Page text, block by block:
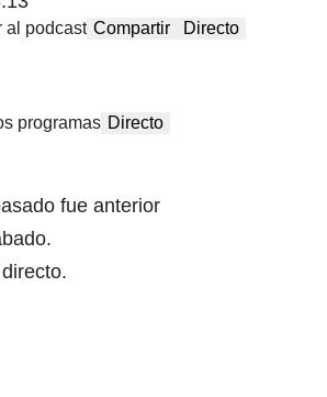
al podcast Compartir Directo
programas Directo
fue anterior